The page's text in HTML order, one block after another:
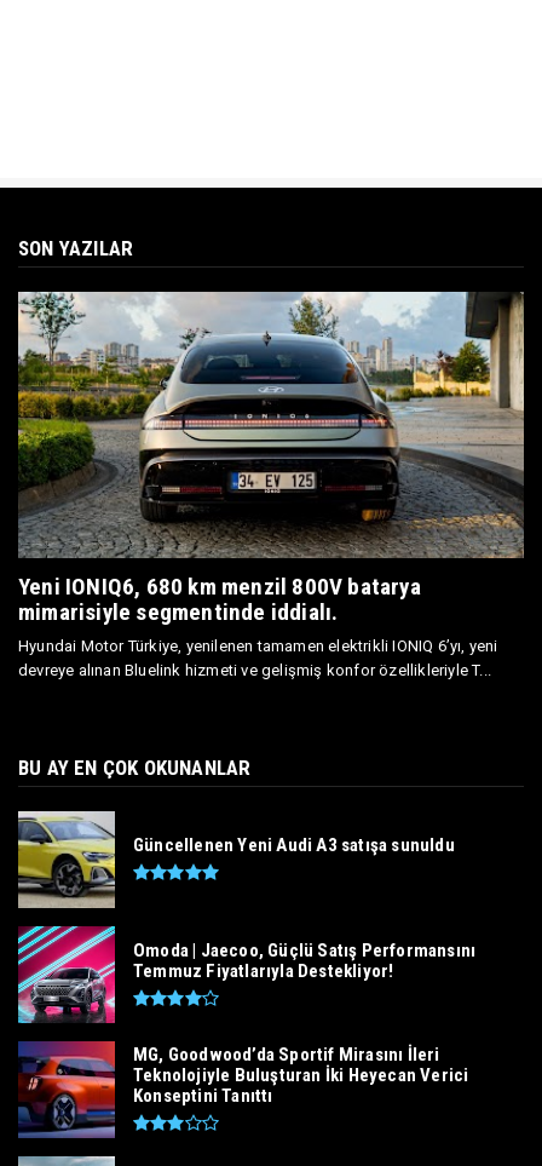
SON YAZILAR
Yeni IONIQ6, 680 km menzil 800V batarya
mimarisiyle segmentinde iddialı.
Hyundai Motor Türkiye, yenilenen tamamen elektrikli IONIQ 6’yı, yeni
devreye alınan Bluelink hizmeti ve gelişmiş konfor özellikleriyle T...
BU AY EN ÇOK OKUNANLAR
Güncellenen Yeni Audi A3 satışa sunuldu
Omoda | Jaecoo, Güçlü Satış Performansını
Temmuz Fiyatlarıyla Destekliyor!
MG, Goodwood’da Sportif Mirasını İleri
Teknolojiyle Buluşturan İki Heyecan Verici
Konseptini Tanıttı